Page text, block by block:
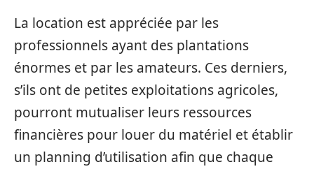
La location est appréciée par les
professionnels ayant des plantations
énormes et par les amateurs. Ces derniers,
s’ils ont de petites exploitations agricoles,
pourront mutualiser leurs ressources
financières pour louer du matériel et établir
un planning d’utilisation afin que chaque